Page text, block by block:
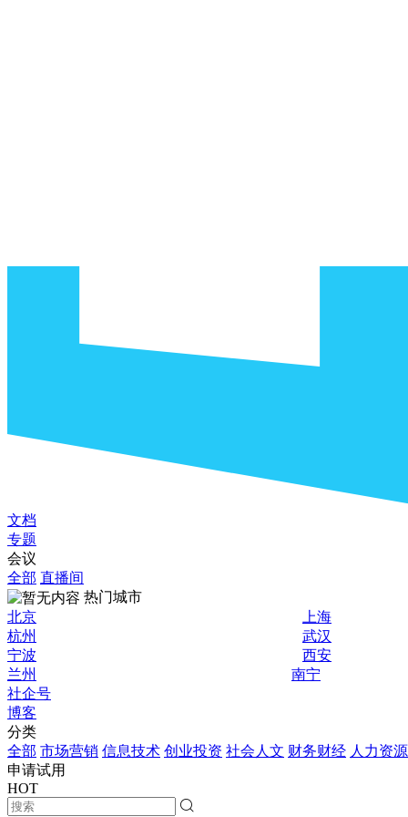
文档
专题
会议
全部 直播间
热门城市
北京
上海
杭州
武汉
宁波
西安
兰州
南宁
社企号
博客
分类
全部 市场营销 信息技术 创业投资 社会人文 财务财经 人力资源
申请试用
HOT